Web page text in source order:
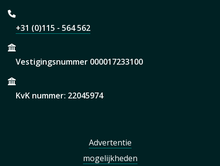
+31 (0)115 - 564 562
Vestigingsnummer 000017233100
KvK nummer: 22045974
Advertentie
mogelijkheden